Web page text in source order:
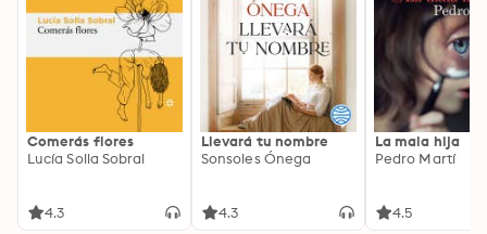
Comerás flores
Lucía Solla Sobral
4.3
Llevará tu nombre
Sonsoles Ónega
4.3
La mala hija
Pedro Martí
4.5